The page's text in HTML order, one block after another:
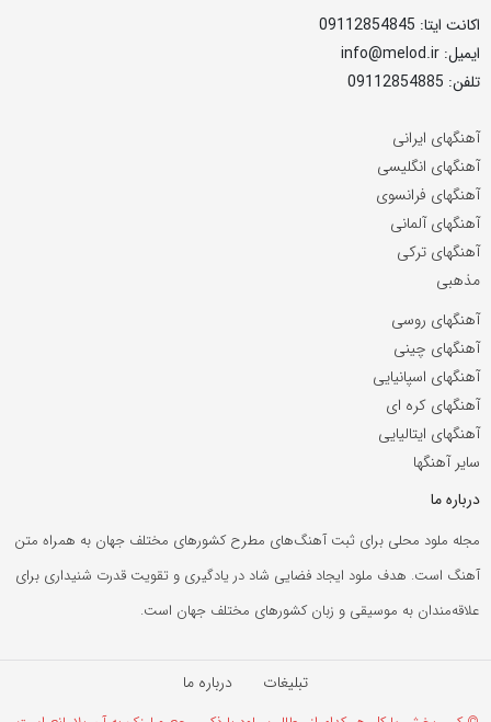
اکانت ایتا: 09112854845
ایمیل: info@melod.ir
تلفن: 09112854885
آهنگهای ایرانی
آهنگهای انگلیسی
آهنگهای فرانسوی
آهنگهای آلمانی
آهنگهای ترکی
مذهبی
آهنگهای روسی
آهنگهای چینی
آهنگهای اسپانیایی
آهنگهای کره ای
آهنگهای ایتالیایی
سایر آهنگها
درباره ما
مجله ملود محلی برای ثبت آهنگ‌های مطرح کشورهای مختلف جهان به همراه متن
آهنگ است. هدف ملود ایجاد فضایی شاد در یادگیری و تقویت قدرت شنیداری برای
علاقه‌مندان به موسیقی و زبان کشورهای مختلف جهان است.
تبلیغات درباره ما